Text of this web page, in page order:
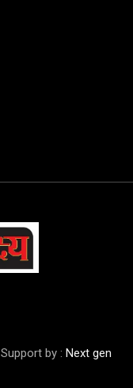
by : Next gen